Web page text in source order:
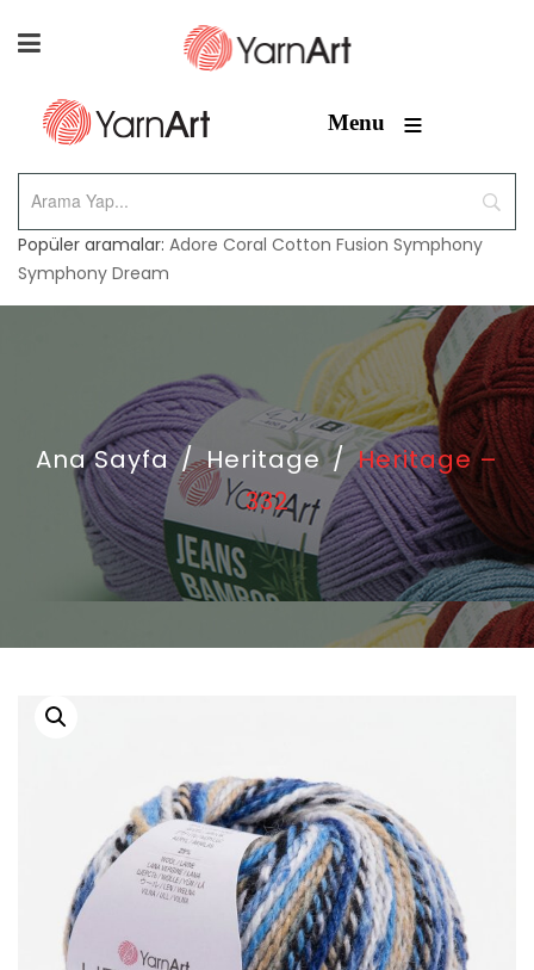
Menu ≡
Popüler aramalar: Adore Coral Cotton Fusion Symphony
Symphony Dream
Ana Sayfa / Heritage / Heritage –
332